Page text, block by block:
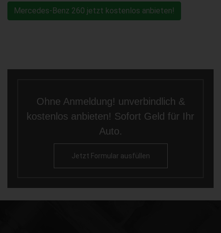
Mercedes-Benz 260 jetzt kostenlos anbieten!
Ohne Anmeldung! unverbindlich &
kostenlos anbieten! Sofort Geld für Ihr
Auto.
Jetzt Formular ausfüllen